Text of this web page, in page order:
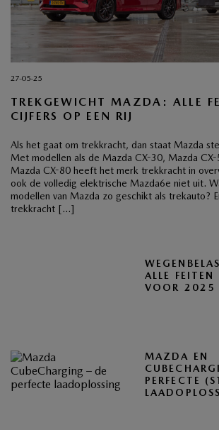
27-05-25
TREKGEWICHT MAZDA: ALLE
CIJFERS OP EEN RIJ
Als het gaat om trekkracht, dan staat Mazda
Met modellen als de Mazda CX-30, Mazda
Mazda CX-80 heeft het merk trekkracht in
ook de volledig elektrische Mazda6e niet uit.
modellen van Mazda zo geschikt als trekauto?
trekkracht […]
ALLE FEITEN
VOOR
MAZDA EN
PERFECTE